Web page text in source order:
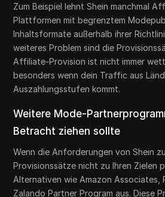
Zum Beispiel lehnt Shein manchmal
Plattformen mit begrenztem
Inhaltsformate außerhalb ihrer
weiteres Problem sind die
Affiliate-Provision ist nicht immer
besonders wenn dein Traffic aus
Auszahlungsstufen kommt.
Weitere Mode-
Betracht ziehen sollte
Wenn die Anforderungen von Shein
Provisionssätze nicht zu Ihren Zielen
Alternativen wie Amazon Associates,
Zalando Partner Program aus. Diese